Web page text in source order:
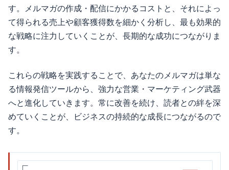
す。メルマガの作成・配信にかかるコストと、それによっ
て得られる売上や顧客獲得数を細かく分析し、最も効果的
な戦略に注力していくことが、長期的な成功につながりま
す。
これらの戦略を実践することで、あなたのメルマガは単な
る情報発信ツールから、強力な営業・マーケティング武器
へと進化していきます。常に改善を続け、読者との絆を深
めていくことが、ビジネスの持続的な成長につながるので
す。